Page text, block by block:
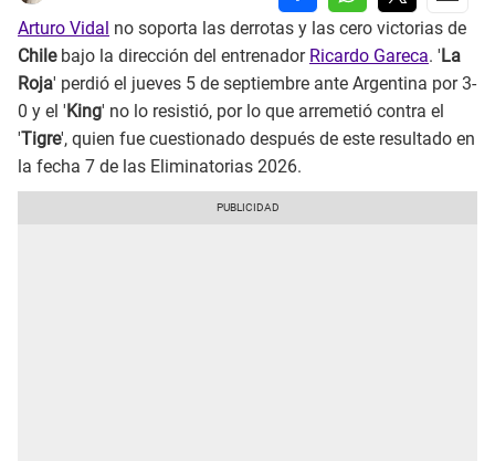
Arturo Vidal no soporta las derrotas y las cero victorias de
Chilebajo la dirección del entrenador Ricardo Gareca. ' La
Roja' perdió el jueves 5 de septiembre ante Argentina por 3-
0 y el ' King' no lo resistió, por lo que arremetió contra el
'Tigre', quien fue cuestionado después de este resultado en
la fecha 7 de las Eliminatorias 2026.